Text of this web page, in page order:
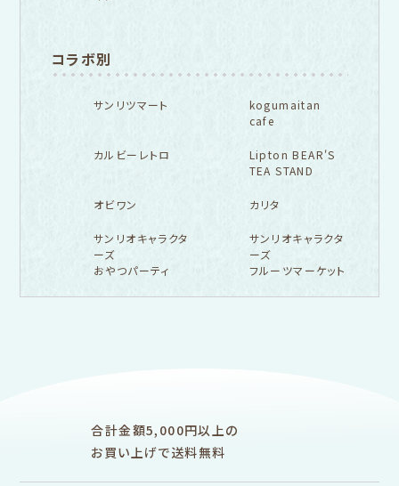
コラボ別
サンリツマート
kogumaitan
cafe
カルビーレトロ
Lipton BEAR'S
TEA STAND
オビワン カリタ
サンリオキャラクタ
ーズ
おやつパーティ
サンリオキャラクタ
ーズ
フルーツマーケット
M5 M6
おりがみ
シリーズで探す
合計金額5,000円以上の
お買い上げで送料無料